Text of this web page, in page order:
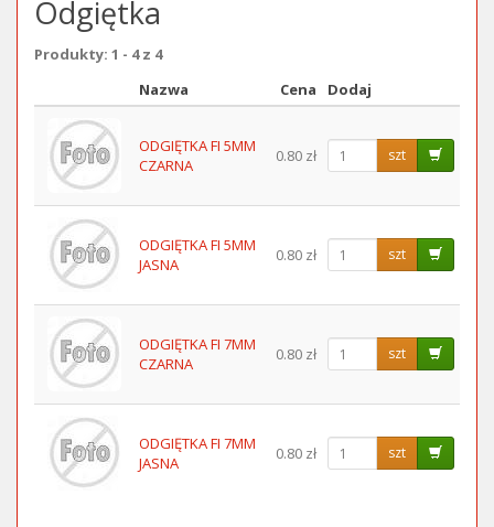
Odgiętka
Produkty: 1 - 4 z 4
Obraz
Nazwa Cena Dodaj
ODGIĘTKA FI 5MM
CZARNA
0.80 zł szt
ODGIĘTKA FI 5MM
JASNA
0.80 zł szt
ODGIĘTKA FI 7MM
CZARNA
0.80 zł szt
ODGIĘTKA FI 7MM
JASNA
0.80 zł szt